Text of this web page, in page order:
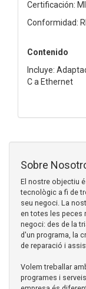
Certificación:
Conformidad:
Contenido
Incluye:
C a Ethernet
Sobre
El nostre objectiu
tecnològic a fi de
seu negoci. La
en totes les peces
negoci: des de la
d'un programa, la
de reparació i
Volem treballar
programes i